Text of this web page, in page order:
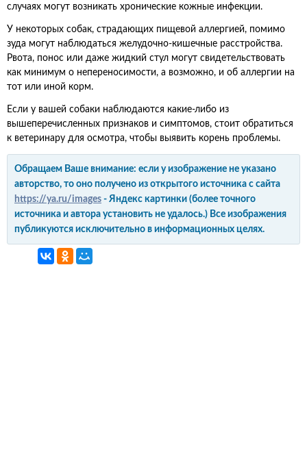
случаях могут возникать хронические кожные инфекции.
У некоторых собак, страдающих пищевой аллергией, помимо
зуда могут наблюдаться желудочно-кишечные расстройства.
Рвота, понос или даже жидкий стул могут свидетельствовать
как минимум о непереносимости, а возможно, и об аллергии на
тот или иной корм.
Если у вашей собаки наблюдаются какие-либо из
вышеперечисленных признаков и симптомов, стоит обратиться
к ветеринару для осмотра, чтобы выявить корень проблемы.
Обращаем Ваше внимание: если у изображение не указано
авторство, то оно получено из открытого источника с сайта
https://ya.ru/images - Яндекс картинки (более точного
источника и автора установить не удалось.) Все изображения
публикуются исключительно в информационных целях.